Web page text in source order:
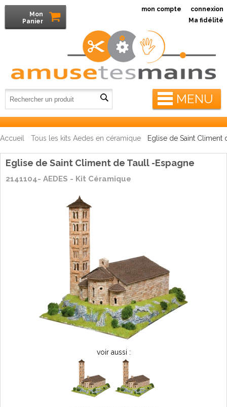
MENU
mon compte connexion
Mon
Panier
Ma fidélité
Accueil Tous les kits Aedes en céramique Eglise de Saint Climent
Eglise de Saint Climent de Taull -Espagne
2141104- AEDES - Kit Céramique
voir aussi :